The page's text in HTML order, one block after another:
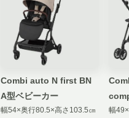
Combi auto N first BN
A型ベビーカー
幅54×奥行80.5×高さ103.5㎝
ク A
幅